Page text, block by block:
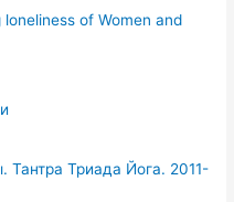
of Women and
Триада Йога. 2011-